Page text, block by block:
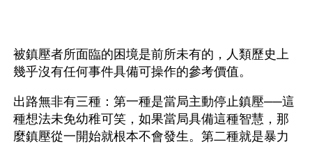
被鎮壓者所面臨的困境是前所未有的，人類歷史上
幾乎沒有任何事件具備可操作的參考價值。
出路無非有三種：第一種是當局主動停止鎮壓──這
種想法未免幼稚可笑，如果當局具備這種智慧，那
麼鎮壓從一開始就根本不會發生。第二種就是暴力